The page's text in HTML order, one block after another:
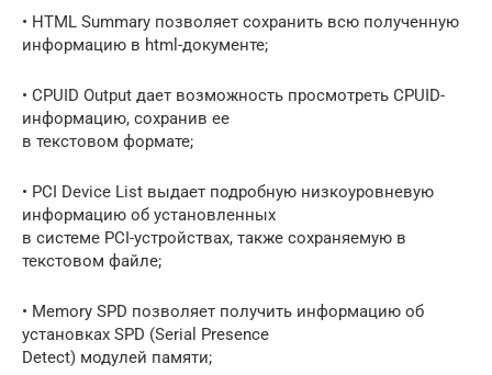
• HTML Summary позволяет сохранить всю полученную
информацию в html-документе;
• CPUID Output дает возможность просмотреть CPUID-
информацию, сохранив ее
в текстовом формате;
• PCI Device List выдает подробную низкоуровневую
информацию об установленных
в системе PCI-устройствах, также сохраняемую в
текстовом файле;
• Memory SPD позволяет получить информацию об
установках SPD (Serial Presence
Detect) модулей памяти;